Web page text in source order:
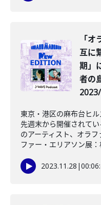
「
互に
期」
者の
東京・港区の麻布台ヒル
先週末から開催されて
のアーティスト、オラ
ファー・エリアソン展
2023.11.28 |